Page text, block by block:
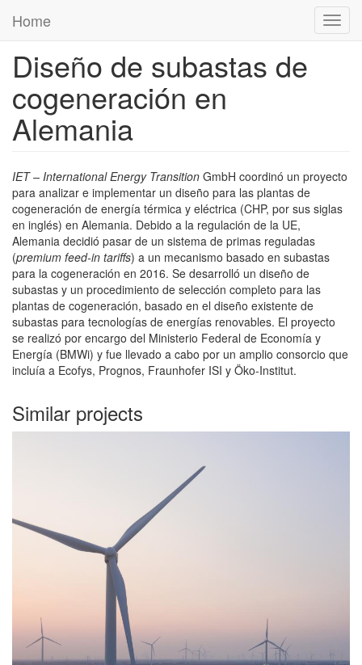
Home
Diseño de subastas de
cogeneración en
Alemania
IET – International Energy Transition GmbH coordinó un proyecto
para analizar e implementar un diseño para las plantas de
cogeneración de energía térmica y eléctrica (CHP, por sus siglas
en inglés) en Alemania. Debido a la regulación de la UE,
Alemania decidió pasar de un sistema de primas reguladas
(premium feed-in tariffs) a un mecanismo basado en subastas
para la cogeneración en 2016. Se desarrolló un diseño de
subastas y un procedimiento de selección completo para las
plantas de cogeneración, basado en el diseño existente de
subastas para tecnologías de energías renovables. El proyecto
se realizó por encargo del Ministerio Federal de Economía y
Energía (BMWi) y fue llevado a cabo por un amplio consorcio que
incluía a Ecofys, Prognos, Fraunhofer ISI y Öko-Institut.
Similar projects